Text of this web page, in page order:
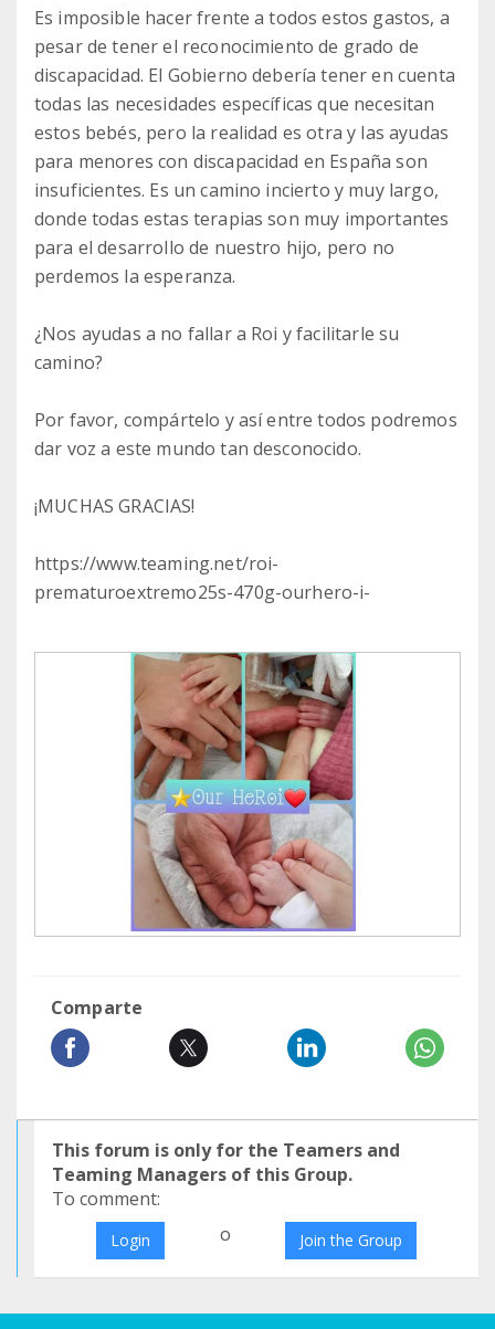
Es imposible hacer frente a todos estos gastos, a
pesar de tener el reconocimiento de grado de
discapacidad. El Gobierno debería tener en cuenta
todas las necesidades específicas que necesitan
estos bebés, pero la realidad es otra y las ayudas
para menores con discapacidad en España son
insuficientes. Es un camino incierto y muy largo,
donde todas estas terapias son muy importantes
para el desarrollo de nuestro hijo, pero no
perdemos la esperanza.
¿Nos ayudas a no fallar a Roi y facilitarle su
camino?
Por favor, compártelo y así entre todos podremos
dar voz a este mundo tan desconocido.
¡MUCHAS GRACIAS!
https://www.teaming.net/roi-
prematuroextremo25s-470g-ourhero-i-
Comparte
This forum is only for the Teamers and
Teaming Managers of this Group.
To comment:
Login o Join the Group